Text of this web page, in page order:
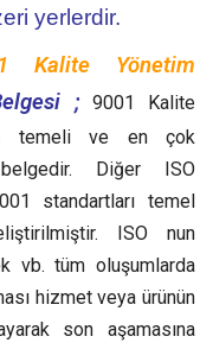
yerlerdir.
Kalite Yönetim
;9001 Kalite
temeli ve en çok
belgedir. Diğer ISO
standartları temel
ISO nun
vb. tüm oluşumlarda
hizmet veya ürünün
son aşamasına